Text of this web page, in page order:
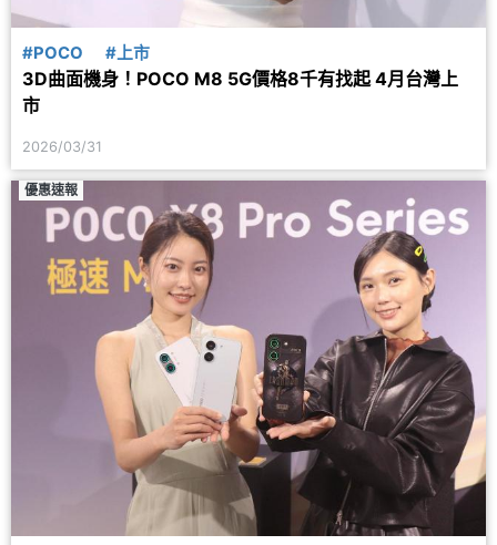
#POCO #上市
3D曲面機身！POCO M8 5G價格8千有找起 4月台灣上
市
2026/03/31
優惠速報